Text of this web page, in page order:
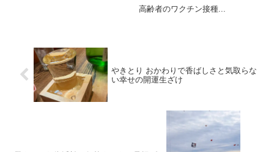
高齢者のワクチン接種...
やきとり おかわりで香ばしさと気取らな
い幸せの開運生ざけ